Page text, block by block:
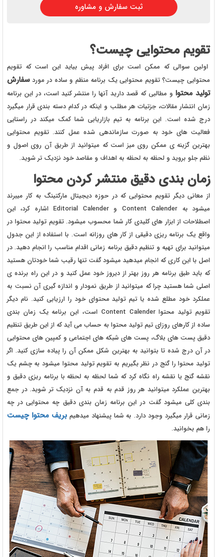
ثبت سفارش و مشاوره
تقویم محتوایی چیست؟
اولین سوالی که ممکن است برای افراد پیش بیاید این است که تقویم
محتوایی چیست؟ تقویم محتوایی یک برنامه منظم و ساده در موردسفارش
تولید محتوا و مطالبی که قصد دارید آنها را منتشر کنید است، در این برنامه
زمان انتشار مقالات، جزتیات هر مطلب و اینکه در کدام دسته بندی قرار میگیرد
درج شده است. این برنامه به تیم بازاریابی شما کمک میکند در راستایی
فعالیت های خود به صورت سازماندهی شده عمل کنند. تقویم محتوایی
بهترین گزینه ی ممکن روی میز است که میتوانید از طریق آن روی اصول و
نظم جلو بروید و لحظه به لحظه به اهداف و مقاصد خود نزدیک تر شوید.
زمان بندی دقیق منتشر کردن محتوا
از معانی دیگر تقویم محتوایی که در حوزه دیجیتال مارکتینگ به کار میبرند
میشود به Content Calender و Editorial Calender اشاره کرد، این
اصطلاحات از ابزار های کلیدی کار شما محسوب میشود. تقویم تولید محتوا در
واقع یک برنامه ریزی دقیقی از کار های روزانه است. با استفاده از این جدول
میتوانید برای تهیه و تنظیم دقیق برنامه زمانی اقدام مناسب را انجام دهید. در
اصل با این کاری که انجام میدهید میشود گفت تنها رقیب شما خودتان هستید
که باید طبق برنامه هر روز بهتر از دیروز خود عمل کنید و در این راه برنده ی
اصلی شما هستید چرا که میتوانید از طریق نمودار و اندازه گیری آن نسبت به
عملکرد خود مطلع شده یا تیم تولید محتوای خود را ارزیابی کنید. نام دیگر
تقویم تولید محتوا Content Calender است، این برنامه یک زمان بندی
ساده از کارهای روزای تیم تولید محتوا به حساب می آید که از این طریق تنظیم
دقیق پست های بلاگ، پست های شبکه های اجتماعی و کمپین های محتوایی
در آن درج شده تا بتوانید به بهترین شکل ممکن آن را پیاده سازی کنید. اگر
تولید محتوا را گنج در نظر بگیریم به تقویم تولید محتوا میشود به چشم یک
نقشه گنج یا نقشه راه نگاه کرد که شما لحظه به لحظه با برنامه ریزی دقیق و
بهترین عملکرد میتوانید هر روز قدم به قدم به آن نزدیک تر شوید. در جمع
بندی کلی میشود گفت در این برنامه زمان بندی دقیق چه محتوایی در چه
زمانی قرار میگیرد وجود دارد. به شما پیشنهاد میدهیمبریف محتوا چیست
را هم بخوانید.